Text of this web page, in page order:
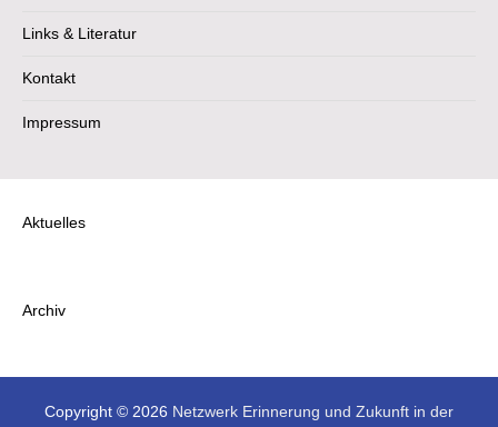
Links & Literatur
Kontakt
Impressum
Aktuelles
Archiv
Copyright © 2026 Netzwerk Erinnerung und Zukunft in der